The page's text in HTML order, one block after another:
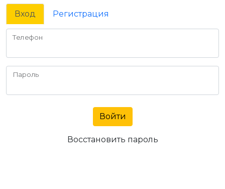
Вход Регистрация
Телефон
Пароль
Войти
Восстановить пароль